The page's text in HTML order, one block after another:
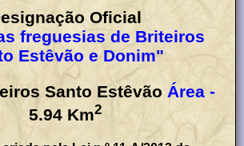
Oficial
freguesias de Briteiros
Estêvão e Donim"
Santo Estêvão Área -
5.94 Km2